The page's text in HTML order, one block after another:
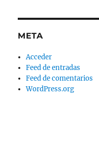
META
Acceder
Feed de entradas
Feed de comentarios
WordPress.org